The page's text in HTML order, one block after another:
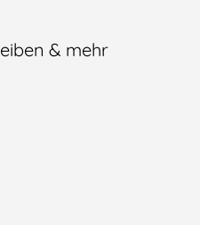
& mehr